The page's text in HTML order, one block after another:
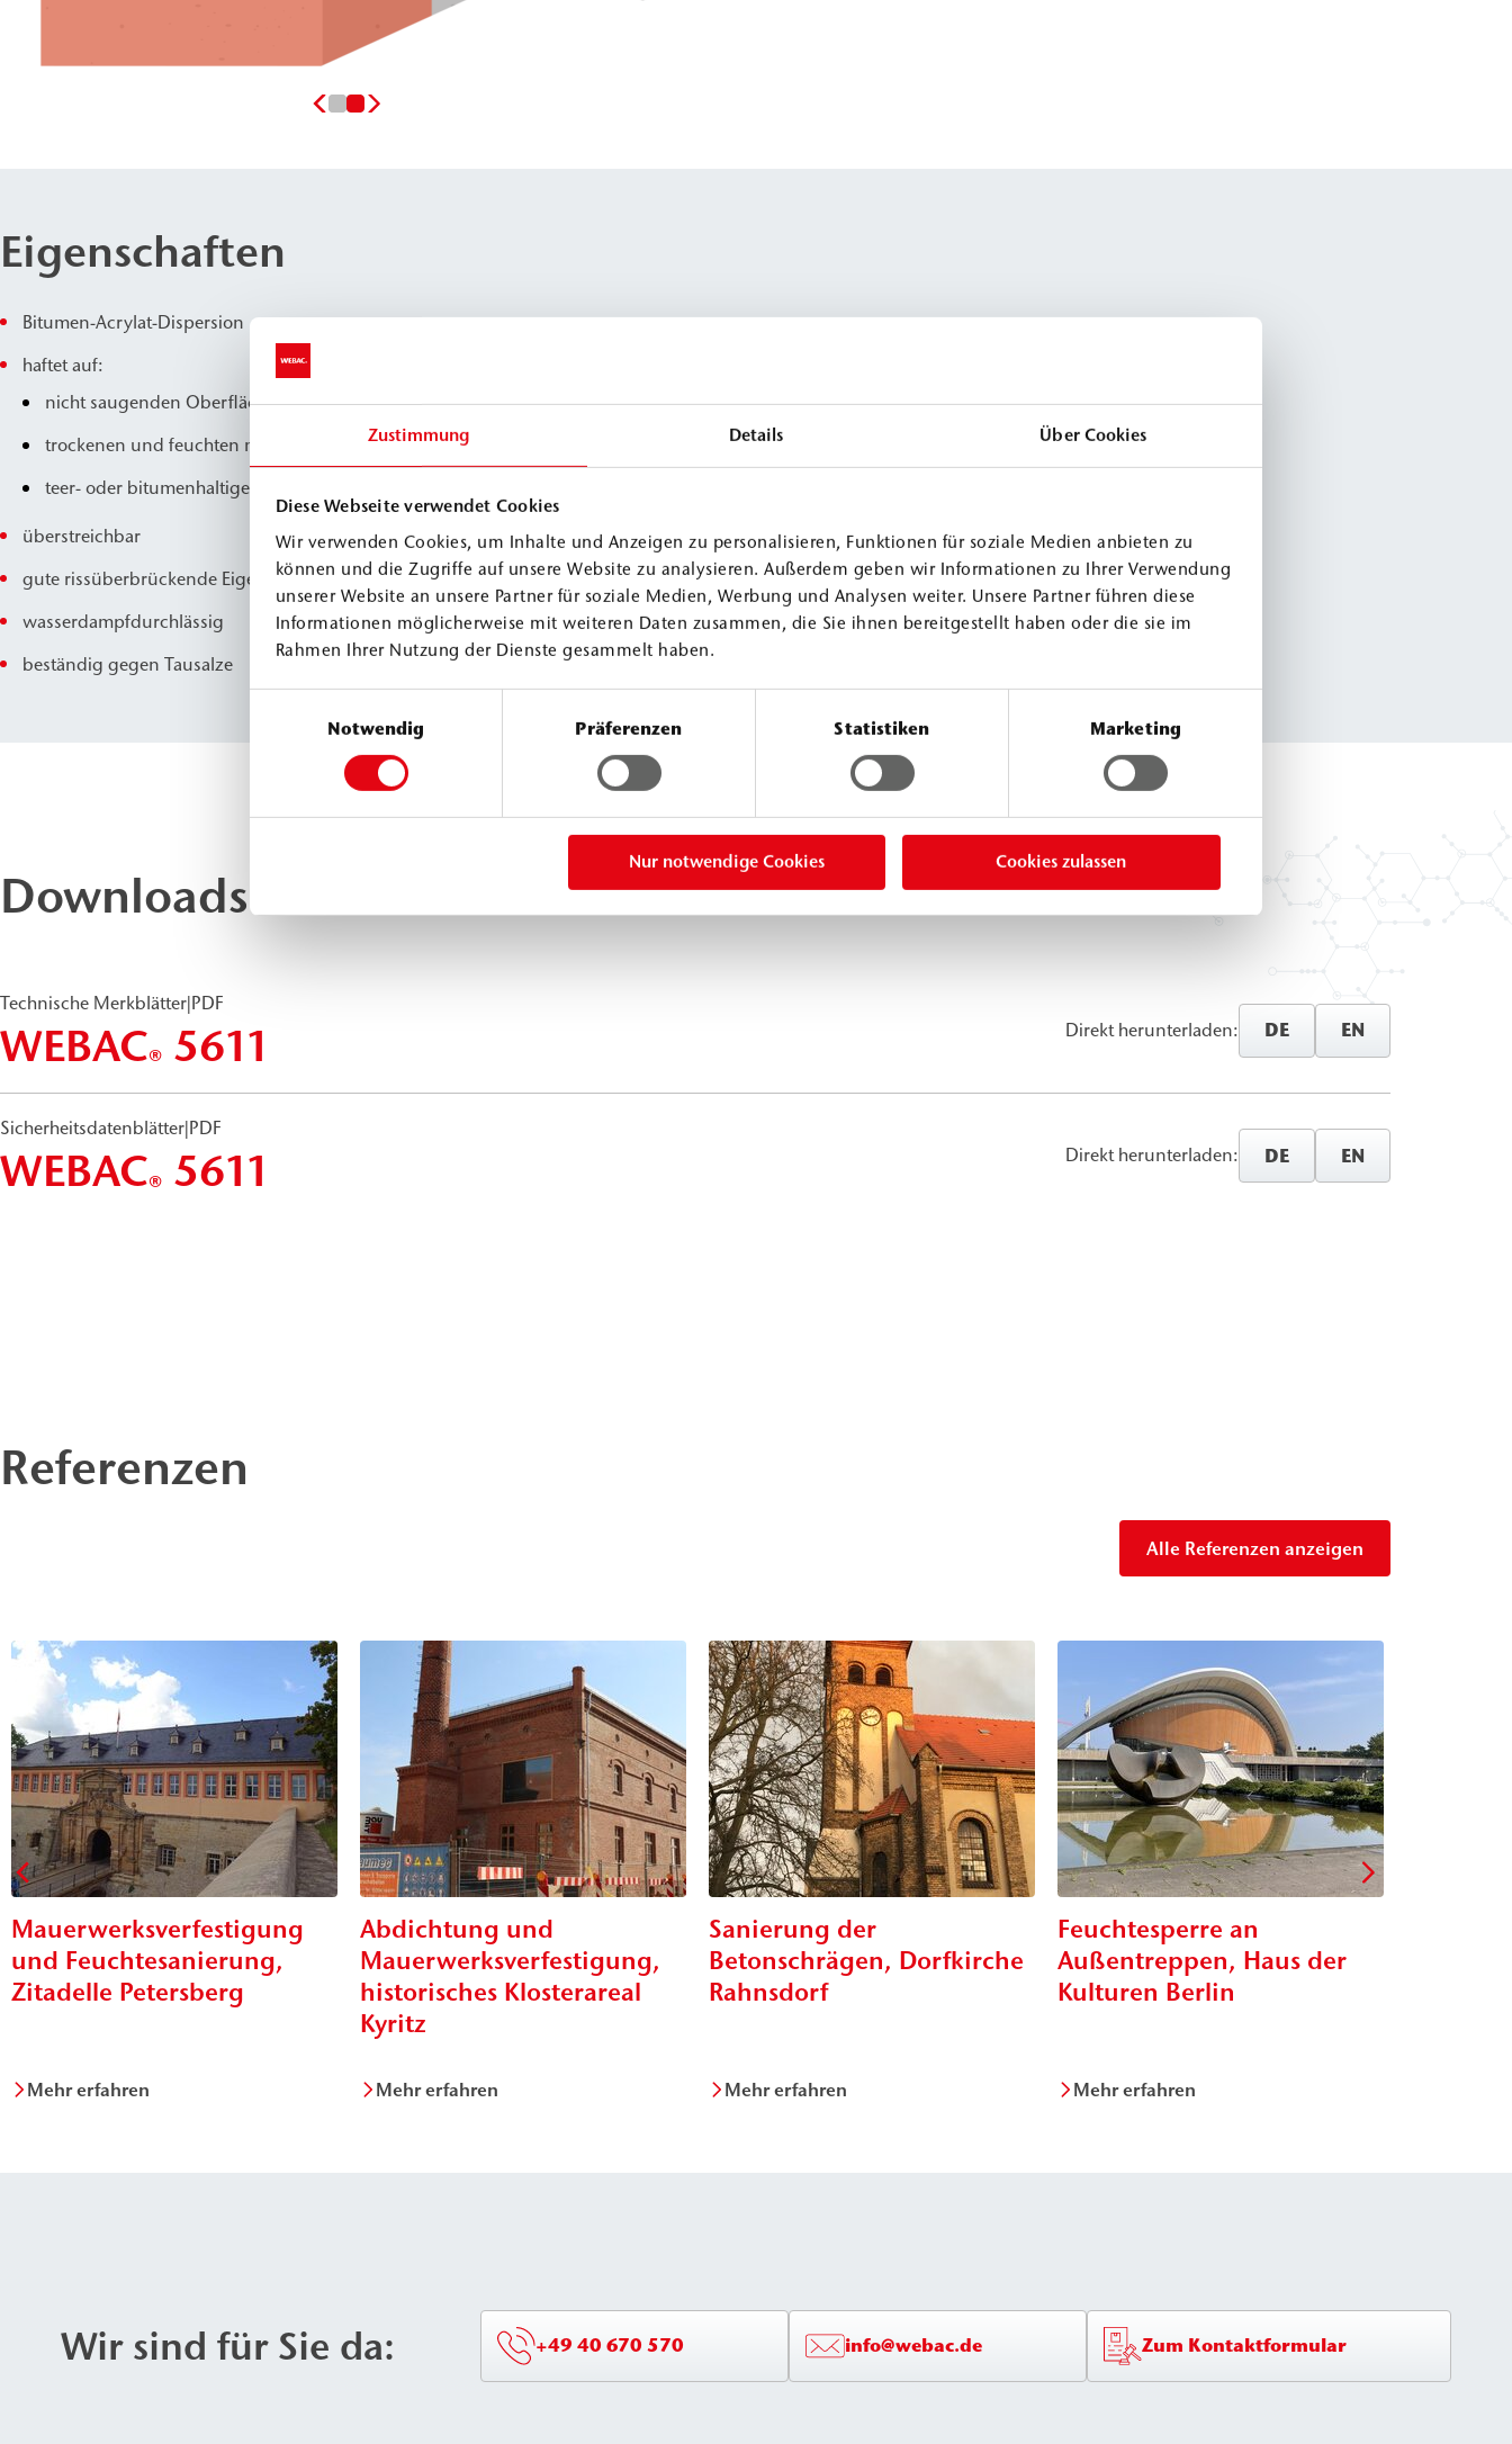
Zustimmung Details Über Cookies
Diese Webseite verwendet Cookies
Wir verwenden Cookies, um Inhalte und Anzeigen zu personalisieren, Funktionen für soziale Medien anbieten zu
können und die Zugriffe auf unsere Website zu analysieren. Außerdem geben wir Informationen zu Ihrer Verwendung
unserer Website an unsere Partner für soziale Medien, Werbung und Analysen weiter. Unsere Partner führen diese
Informationen möglicherweise mit weiteren Daten zusammen, die Sie ihnen bereitgestellt haben oder die sie im
Rahmen Ihrer Nutzung der Dienste gesammelt haben.
Notwendig Präferenzen Statistiken Marketing
Nur notwendige Cookies Cookies zulassen
Eigenschaften
Bitumen-Acrylat-Dispersion
haftet auf:
nicht saugenden Oberflächen
trockenen und feuchten mineralischen Oberflächen
teer- oder bitumenhaltigen Untergründen
überstreichbar
gute rissüberbrückende Eigenschaften
wasserdampfdurchlässig
beständig gegen Tausalze
Downloads & Dokumente
Technische Merkblätter|PDF
WEBAC® 5611 Direkt herunterladen: DE EN
Sicherheitsdatenblätter|PDF
WEBAC® 5611 Direkt herunterladen: DE EN
Referenzen
Alle Referenzen anzeigen
Mauerwerksverfestigung
und Feuchtesanierung,
Zitadelle Petersberg
Mehr erfahren
Abdichtung und
Mauerwerksverfestigung,
historisches Klosterareal
Kyritz
Mehr erfahren
Sanierung der
Betonschrägen, Dorfkirche
Rahnsdorf
Mehr erfahren
Feuchtesperre an
Außentreppen, Haus der
Kulturen Berlin
Mehr erfahren
Wir sind für Sie da: +49 40 670 570 info@webac.de Zum Kontaktformular